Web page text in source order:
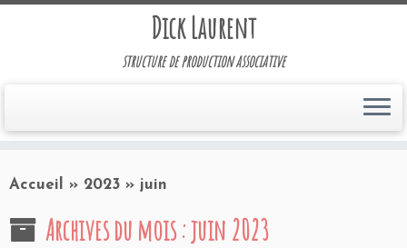
Dick Laurent
structure de production associative
Accueil » 2023 » juin
Archives du mois :juin 2023